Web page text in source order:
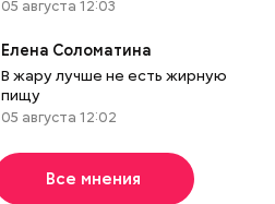
05 августа 12:03
Елена Соломатина
В жару лучше не есть жирную
пищу
05 августа 12:02
Все мнения